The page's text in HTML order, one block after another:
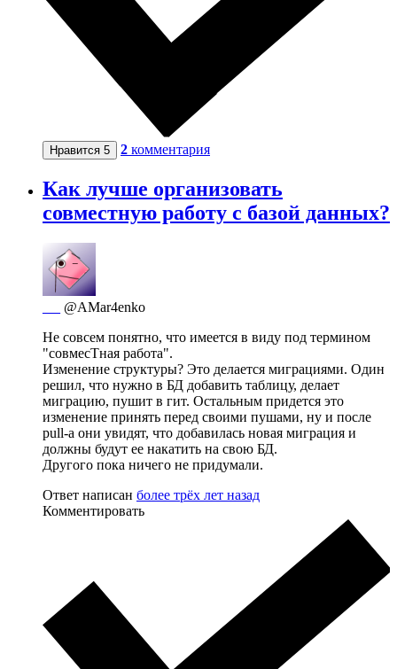
Нравится 5 2 комментария
Как лучше организовать
совместную работу с базой данных?
@AMar4enko
Не совсем понятно, что имеется в виду под термином
"совмесТная работа".
Изменение структуры? Это делается миграциями. Один
решил, что нужно в БД добавить таблицу, делает
миграцию, пушит в гит. Остальным придется это
изменение принять перед своими пушами, ну и после
pull-a они увидят, что добавилась новая миграция и
должны будут ее накатить на свою БД.
Другого пока ничего не придумали.
Ответ написан более трёх лет назад
Комментировать